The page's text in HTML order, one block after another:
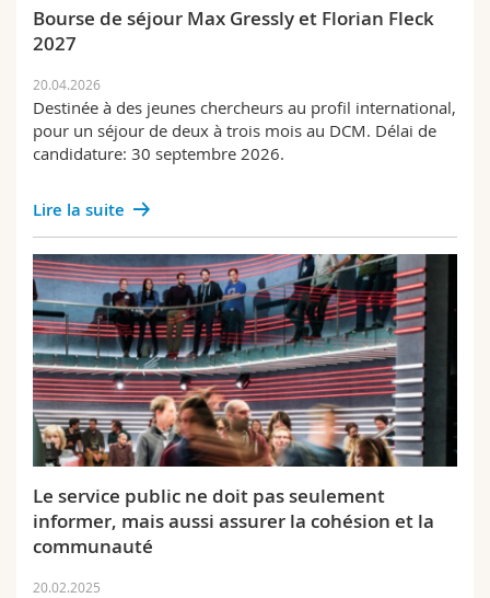
Sciences et médecine
Collaborateurs
Doctorants
Webmail
Programme des cours
MyUnifr
Bourse de séjour Max Gressly et Florian Fleck
2027
20.04.2026
Destinée à des jeunes chercheurs au profil international,
pour un séjour de deux à trois mois au DCM. Délai de
candidature: 30 septembre 2026.
Lire la suite
Le service public ne doit pas seulement
informer, mais aussi assurer la cohésion et la
communauté
20.02.2025